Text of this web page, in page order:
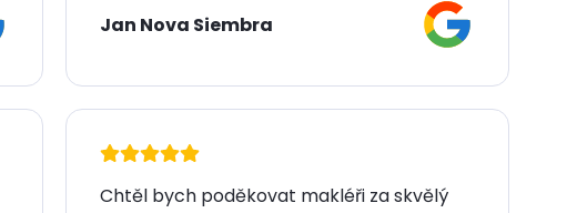
Jan Nova Siembra
Chtěl bych poděkovat makléři za skvělý